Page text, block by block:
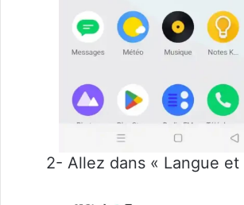
2- Allez dans « Langue et